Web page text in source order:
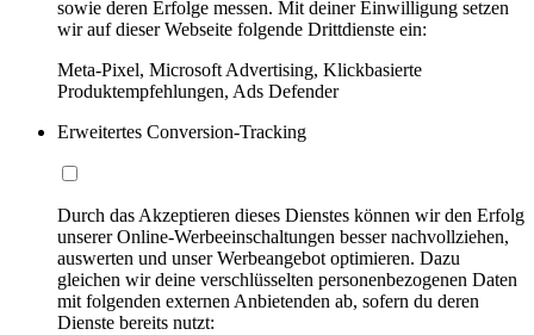
sowie deren Erfolge messen. Mit deiner Einwilligung setzen
wir auf dieser Webseite folgende Drittdienste ein:
Meta-Pixel, Microsoft Advertising, Klickbasierte
Produktempfehlungen, Ads Defender
Erweitertes Conversion-Tracking
Durch das Akzeptieren dieses Dienstes können wir den Erfolg
unserer Online-Werbeeinschaltungen besser nachvollziehen,
auswerten und unser Werbeangebot optimieren. Dazu
gleichen wir deine verschlüsselten personenbezogenen Daten
mit folgenden externen Anbietenden ab, sofern du deren
Dienste bereits nutzt: